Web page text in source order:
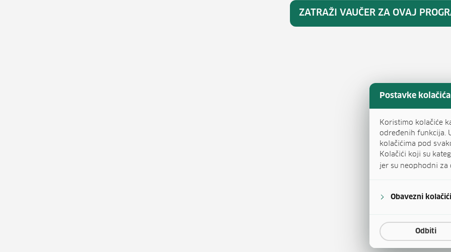
Postavke kolačića
Koristimo kolačiće
određenih funkcija.
kolačićima pod
Kolačići koji su
jer su neophodni za
Obavezni kolačići
Odbiti
ZATRAŽI VAUČER ZA OVAJ